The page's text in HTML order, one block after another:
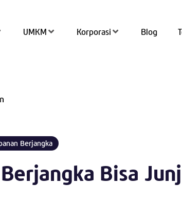
UMKM Korporasi Blog
Berjangka
Bisa